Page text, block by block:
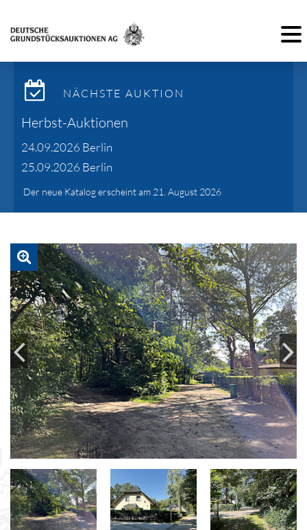
NÄCHSTE AUKTION
Herbst-Auktionen
24.09.2026 Berlin
25.09.2026 Berlin
Der neue Katalog erscheint am 21. August 2026